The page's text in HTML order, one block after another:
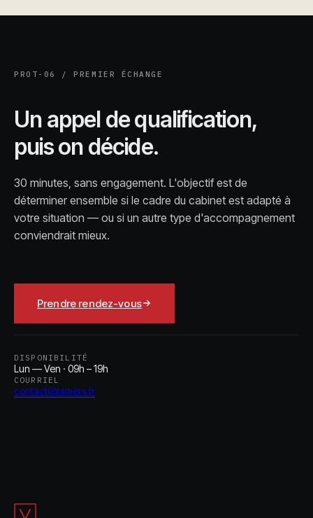
PROT-06 / PREMIER ÉCHANGE
Un appel de qualification,
puis on décide.
30 minutes, sans engagement. L'objectif est de
déterminer ensemble si le cadre du cabinet est adapté à
votre situation — ou si un autre type d'accompagnement
conviendrait mieux.
Prendre rendez-vous
DISPONIBILITÉ
Lun — Ven · 09h – 19h
COURRIEL
contact@tamers.fr